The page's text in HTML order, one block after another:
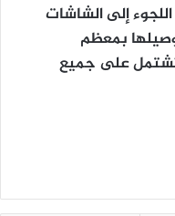
إلى الشاشات
توصيلها بمعظم
تشتمل على جميع